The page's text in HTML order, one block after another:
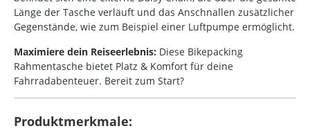
Länge der Tasche verläuft und das Anschnallen zusätzlicher
Gegenstände, wie zum Beispiel einer Luftpumpe ermöglicht.
Maximiere dein Reiseerlebnis: Diese Bikepacking
Rahmentasche bietet Platz & Komfort für deine
Fahrradabenteuer. Bereit zum Start?
Produktmerkmale: